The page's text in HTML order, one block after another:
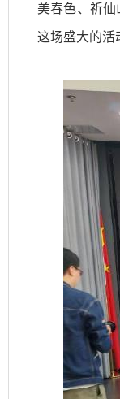
美春色、祈
这场盛大的活